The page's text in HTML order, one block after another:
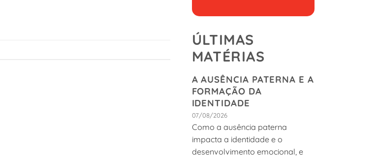
ÚLTIMAS
MATÉRIAS
A AUSÊNCIA PATERNA E A
FORMAÇÃO DA
IDENTIDADE
07/08/2026
Como a ausência paterna
impacta a identidade e o
desenvolvimento emocional, e